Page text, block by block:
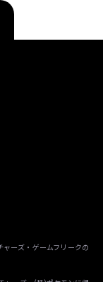
ーズ・ゲームフリークの